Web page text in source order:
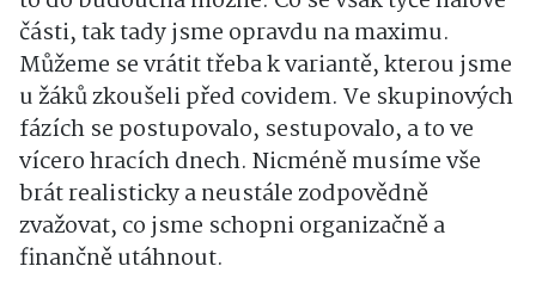
části, tak tady jsme opravdu na maximu.
Můžeme se vrátit třeba k variantě, kterou jsme
u žáků zkoušeli před covidem. Ve skupinových
fázích se postupovalo, sestupovalo, a to ve
vícero hracích dnech. Nicméně musíme vše
brát realisticky a neustále zodpovědně
zvažovat, co jsme schopni organizačně a
finančně utáhnout.